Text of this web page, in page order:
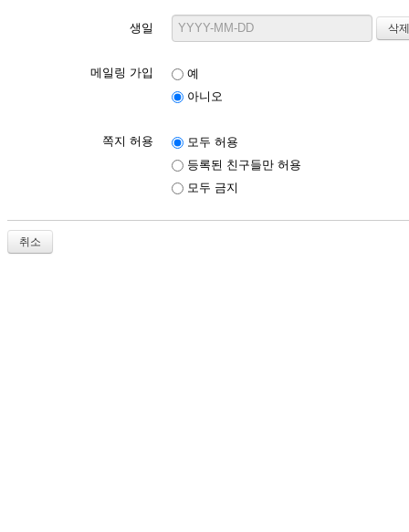
생일
메일링 가입
예
아니오
쪽지 허용
모두 허용
등록된 친구들만 허용
모두 금지
취소